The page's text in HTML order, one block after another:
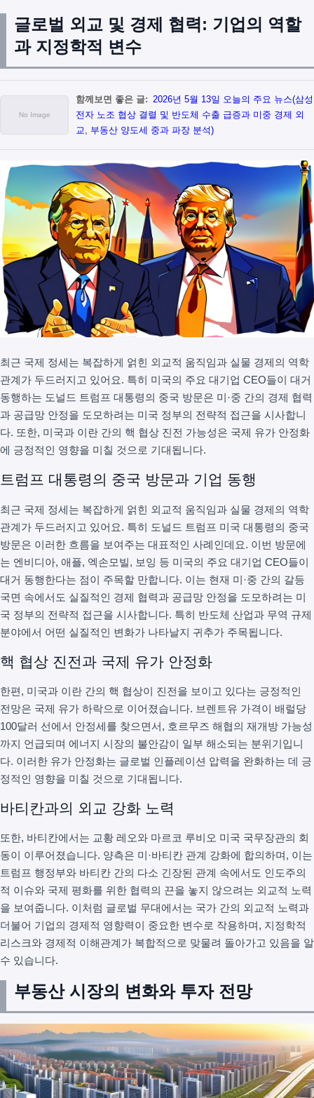
글로벌 외교 및 경제 협력: 기업의 역할
과 지정학적 변수
함께보면 좋은 글: 2026년 5월 13일 오늘의 주요 뉴스(삼성
전자 노조 협상 결렬 및 반도체 수출 급증과 미중 경제 외
교, 부동산 양도세 중과 파장 분석)
최근 국제 정세는 복잡하게 얽힌 외교적 움직임과 실물 경제의 역학
관계가 두드러지고 있어요. 특히 미국의 주요 대기업 CEO들이 대거
동행하는 도널드 트럼프 대통령의 중국 방문은 미·중 간의 경제 협력
과 공급망 안정을 도모하려는 미국 정부의 전략적 접근을 시사합니
다. 또한, 미국과 이란 간의 핵 협상 진전 가능성은 국제 유가 안정화
에 긍정적인 영향을 미칠 것으로 기대됩니다.
트럼프 대통령의 중국 방문과 기업 동행
최근 국제 정세는 복잡하게 얽힌 외교적 움직임과 실물 경제의 역학
관계가 두드러지고 있어요. 특히 도널드 트럼프 미국 대통령의 중국
방문은 이러한 흐름을 보여주는 대표적인 사례인데요. 이번 방문에
는 엔비디아, 애플, 엑손모빌, 보잉 등 미국의 주요 대기업 CEO들이
대거 동행한다는 점이 주목할 만합니다. 이는 현재 미·중 간의 갈등
국면 속에서도 실질적인 경제 협력과 공급망 안정을 도모하려는 미
국 정부의 전략적 접근을 시사합니다. 특히 반도체 산업과 무역 규제
분야에서 어떤 실질적인 변화가 나타날지 귀추가 주목됩니다.
핵 협상 진전과 국제 유가 안정화
한편, 미국과 이란 간의 핵 협상이 진전을 보이고 있다는 긍정적인
전망은 국제 유가 하락으로 이어졌습니다. 브렌트유 가격이 배럴당
100달러 선에서 안정세를 찾으면서, 호르무즈 해협의 재개방 가능성
까지 언급되며 에너지 시장의 불안감이 일부 해소되는 분위기입니
다. 이러한 유가 안정화는 글로벌 인플레이션 압력을 완화하는 데 긍
정적인 영향을 미칠 것으로 기대됩니다.
바티칸과의 외교 강화 노력
또한, 바티칸에서는 교황 레오와 마르코 루비오 미국 국무장관의 회
동이 이루어졌습니다. 양측은 미·바티칸 관계 강화에 합의하며, 이는
트럼프 행정부와 바티칸 간의 다소 긴장된 관계 속에서도 인도주의
적 이슈와 국제 평화를 위한 협력의 끈을 놓지 않으려는 외교적 노력
을 보여줍니다. 이처럼 글로벌 무대에서는 국가 간의 외교적 노력과
더불어 기업의 경제적 영향력이 중요한 변수로 작용하며, 지정학적
리스크와 경제적 이해관계가 복합적으로 맞물려 돌아가고 있음을 알
수 있습니다.
부동산 시장의 변화와 투자 전망